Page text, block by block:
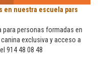
en nuestra escuela pars
para personas formadas en
exclusiva y acceso a
914 48 08 48